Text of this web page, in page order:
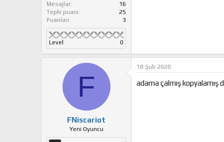
Mesajlar
16
Tepki puanı
25
Puanları
3
Level 0
F
FNiscariot
Yeni Oyuncu
18 Şub 2020
adama çalmış kopyalamış